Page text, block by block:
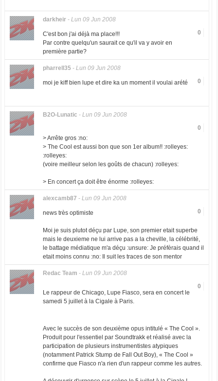
darkheir- Lun 09 Jun 2008
0
C'est bon j'ai déjà ma place!!!
Par contre quelqu'un saurait ce qu'il va y avoir en
première partie?
pharrell35- Lun 09 Jun 2008
0
moi je kiff bien lupe et dire ka un moment il voulai arété
B2O-Lunatic - Lun 09 Jun 2008
0
> Arrête gros :no:
> The Cool est aussi bon que son 1er album!! :rolleyes:
:rolleyes:
(voire meilleur selon les goûts de chacun) :rolleyes:
> En concert ça doit être énorme :rolleyes:
alexcamb87 - Lun 09 Jun 2008
0
news très optimiste
Moi je suis plutot déçu par Lupe, son premier etait superbe
mais le deuxieme ne lui arrive pas a la cheville, la célébrité,
le battage médiatique m'a déçu :unsure: Je préfèrais quand il
etait moins connu :no: Il suit les traces de son mentor
Redac Team - Lun 09 Jun 2008
0
Le rappeur de Chicago, Lupe Fiasco, sera en concert le
samedi 5 juillet à la Cigale à Paris.
Avec le succès de son deuxième opus intitulé « The Cool ».
Produit pour l'essentiel par Soundtrakk et réalisé avec la
participation de plusieurs instrumentistes atypiques
(notamment Patrick Stump de Fall Out Boy), « The Cool »
confirme que Fiasco n'a rien d'un rappeur comme les autres.